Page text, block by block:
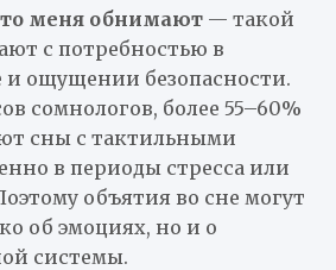
меня обнимают — такой
с потребностью в
и ощущении безопасности.
сомнологов, более 55–60%
сны с тактильными
в периоды стресса или
объятия во сне могут
об эмоциях, но и о
системы.